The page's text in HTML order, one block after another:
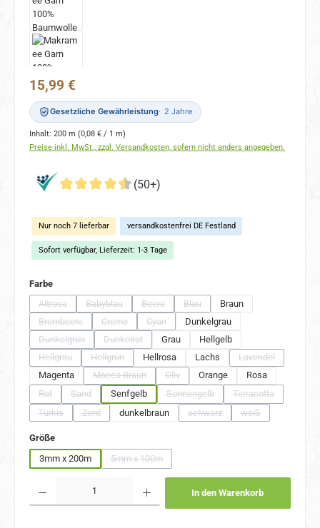
Regulärer Preis:
15,99 €
Gesetzliche Gewährleistung 2 Jahre
Inhalt: 200 m (0,08 € / 1 m)
Preise inkl. MwSt., zzgl. Versandkosten, sofern nicht anders angegeben.
(50+)
Nur noch 7 lieferbar versandkostenfrei DE Festland
Sofort verfügbar, Lieferzeit: 1-3 Tage
Farbeauswählen
Altrosa
(Diese Option ist zurzeit nicht verfügbar.)
Babyblau
(Diese Option ist zurzeit nicht verfügbar.)
Beere
(Diese Option ist zurzeit nicht verfügbar.)
Blau
(Diese Option ist zurzeit nicht
Braun
Brombeere
(Diese Option ist zurzeit nicht verfügbar.)
Creme
(Diese Option ist zurzeit nicht verfügbar.)
Cyan
(Diese Option ist zurzeit nicht verfügbar.)
Dunkelgrau
Dunkelgrün
(Diese Option ist zurzeit nicht verfügbar.)
Dunkelrot
(Diese Option ist zurzeit nicht verfügbar.)
Grau
Hellgelb
Hellgrau
(Diese Option ist zurzeit nicht verfügbar.)
Hellgrün
(Diese Option ist zurzeit nicht verfügbar.)
Hellrosa Lachs Lavendel
(Diese Option ist
Magenta Mocca Braun
(Diese Option ist zurzeit nicht verfügbar.)
Oliv
(Diese Option ist zurzeit nicht verfügbar.)
Orange
Rosa
Rot
(Diese Option ist zurzeit nicht verfügbar.)
Sand
(Diese Option ist zurzeit nicht verfügbar.)
Senfgelb Sonnengelb
(Diese Option ist zurzeit nicht
Terracotta
(Diese Option ist
Türkis
(Diese Option ist zurzeit nicht verfügbar.)
Zimt
(Diese Option ist zurzeit nicht verfügbar.)
dunkelbraun schwarz
(Diese Option ist zurzeit nicht
weiß
(Diese Option ist
Größeauswählen
3mm x 200m
5mm x 100m
(Diese Option ist zurzeit nicht verfügbar.)
In den Warenkorb